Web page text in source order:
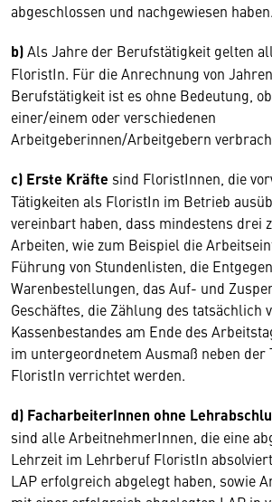
abgeschlossen und nachgewiesen haben.
b)Als Jahre der Berufstätigkeit gelten
FloristIn. Für die Anrechnung von
Berufstätigkeit ist es ohne Bedeutung,
einer/einem oder verschiedenen
Arbeitgeberinnen/Arbeitgebern
c) Erste Kräfte sind FloristInnen, die
Tätigkeiten als FloristIn im Betrieb
vereinbart haben, dass mindestens drei
Arbeiten, wie zum Beispiel die
Führung von Stundenlisten, die
Warenbestellungen, das Auf- und
Geschäftes, die Zählung des tatsächlich
Kassenbestandes am Ende des
im untergeordnetem Ausmaß neben der
FloristIn verrichtet werden.
d) FacharbeiterInnen ohne
sind alle ArbeitnehmerInnen, die eine
Lehrzeit im Lehrberuf FloristIn
LAP erfolgreich abgelegt haben, sowie